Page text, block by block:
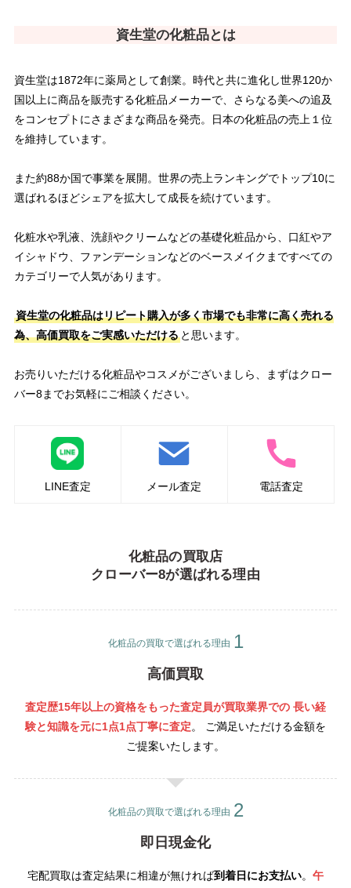
資生堂の化粧品とは
資生堂は1872年に薬局として創業。時代と共に進化し世界120か
国以上に商品を販売する化粧品メーカーで、さらなる美への追及
をコンセプトにさまざまな商品を発売。日本の化粧品の売上１位
を維持しています。
また約88か国で事業を展開。世界の売上ランキングでトップ10に
選ばれるほどシェアを拡大して成長を続けています。
化粧水や乳液、洗顔やクリームなどの基礎化粧品から、口紅やア
イシャドウ、ファンデーションなどのベースメイクまですべての
カテゴリーで人気があります。
資生堂の化粧品はリピート購入が多く市場でも非常に高く売れる
為、高価買取をご実感いただけると思います。
お売りいただける化粧品やコスメがございましら、まずはクロー
バー8までお気軽にご相談ください。
LINE査定 メール査定 電話査定
化粧品の買取店
クローバー8が選ばれる理由
化粧品の買取で選ばれる理由
高価買取
査定歴15年以上の資格をもった査定員が買取業界での 長い経
験と知識を元に1点1点丁寧に査定。 ご満足いただける金額を
ご提案いたします。
化粧品の買取で選ばれる理由
即日現金化
宅配買取は査定結果に相違が無ければ到着日にお支払い。 午